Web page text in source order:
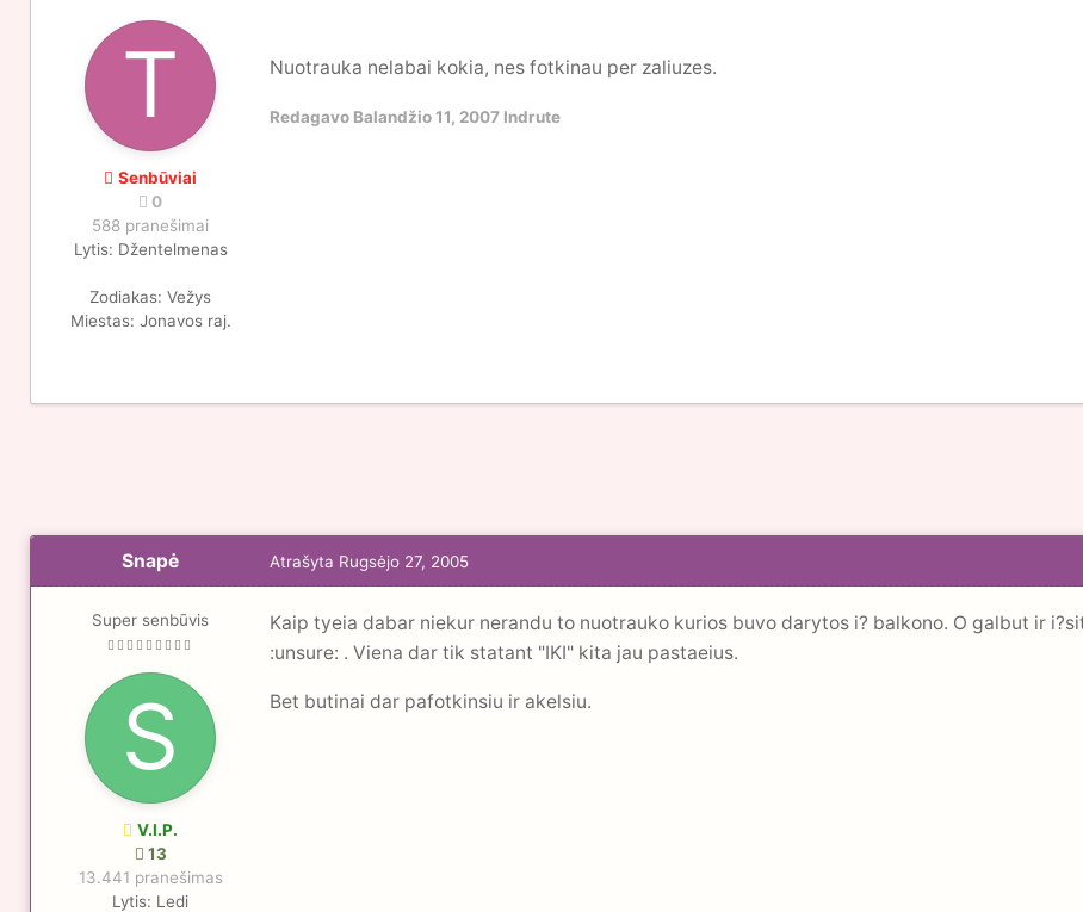
Senbūviai
0
588 pranešimai
Lytis: Džentelmenas
Zodiakas: Vežys
Miestas: Jonavos raj.
Nuotrauka nelabai kokia, nes fotkinau per zaliuzes.
Redagavo Balandžio 11, 2007 Indrute
Snapė
Super senbūvis
V.I.P.
13
13.441 pranešimas
Lytis: Ledi
Atrašyta Rugsėjo 27, 2005
Kaip tyeia dabar niekur nerandu to nuotrauko kurios buvo darytos i? balkono. O galbut ir
:unsure: . Viena dar tik statant "IKI" kita jau pastaeius.
Bet butinai dar pafotkinsiu ir akelsiu.